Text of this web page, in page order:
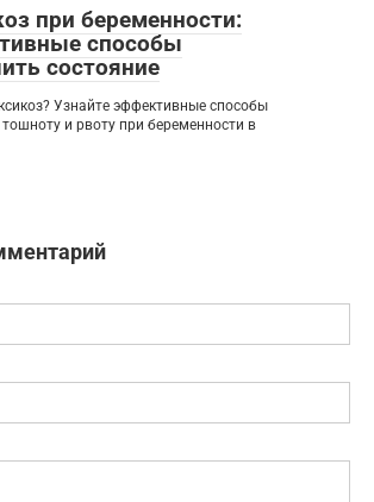
при беременности:
способы
состояние
Узнайте эффективные способы
тошноту и рвоту при беременности в